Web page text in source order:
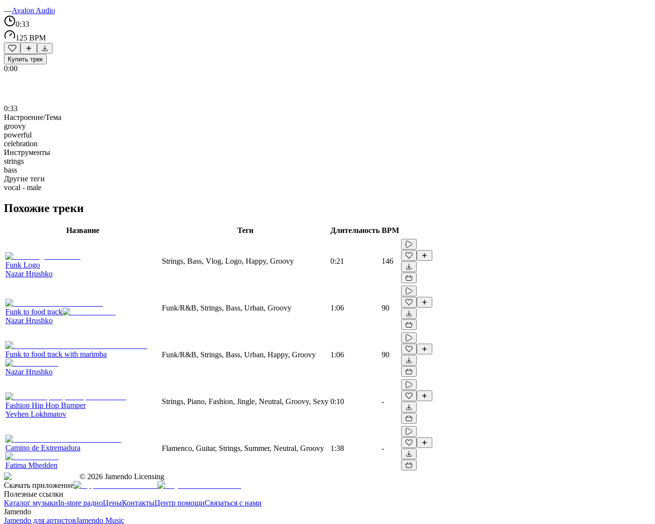
—Avalon Audio
0:33
125 BPM
Купить трек
0:00
0:33
Настроение/Тема
groovy
powerful
celebration
Инструменты
strings
bass
Другие теги
vocal - male
Похожие треки
Название Теги Длительность BPM
Funk Logo
Nazar Hrushko
Strings, Bass, Vlog, Logo, Happy, Groovy 0:21 146
Funk to food track
Nazar Hrushko
Funk/R&B, Strings, Bass, Urban, Groovy 1:06 90
Funk to food track with marimba
Nazar Hrushko
Funk/R&B, Strings, Bass, Urban, Happy, Groovy 1:06 90
Fashion Hip Hop Bumper
Yevhen Lokhmatov
Strings, Piano, Fashion, Jingle, Neutral, Groovy, Sexy 0:10 -
Camino de Extremadura
Fatima Mhedden
Flamenco, Guitar, Strings, Summer, Neutral, Groovy 1:38 -
© 2026 Jamendo Licensing
Скачать приложение
Полезные ссылки
Каталог музыкиIn-store радиоЦеныКонтактыЦентр помощиСвязаться с нами
Jamendo
Jamendo для артистовJamendo Music